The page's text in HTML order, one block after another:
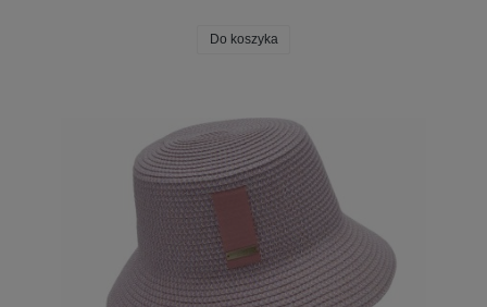
Do koszyka